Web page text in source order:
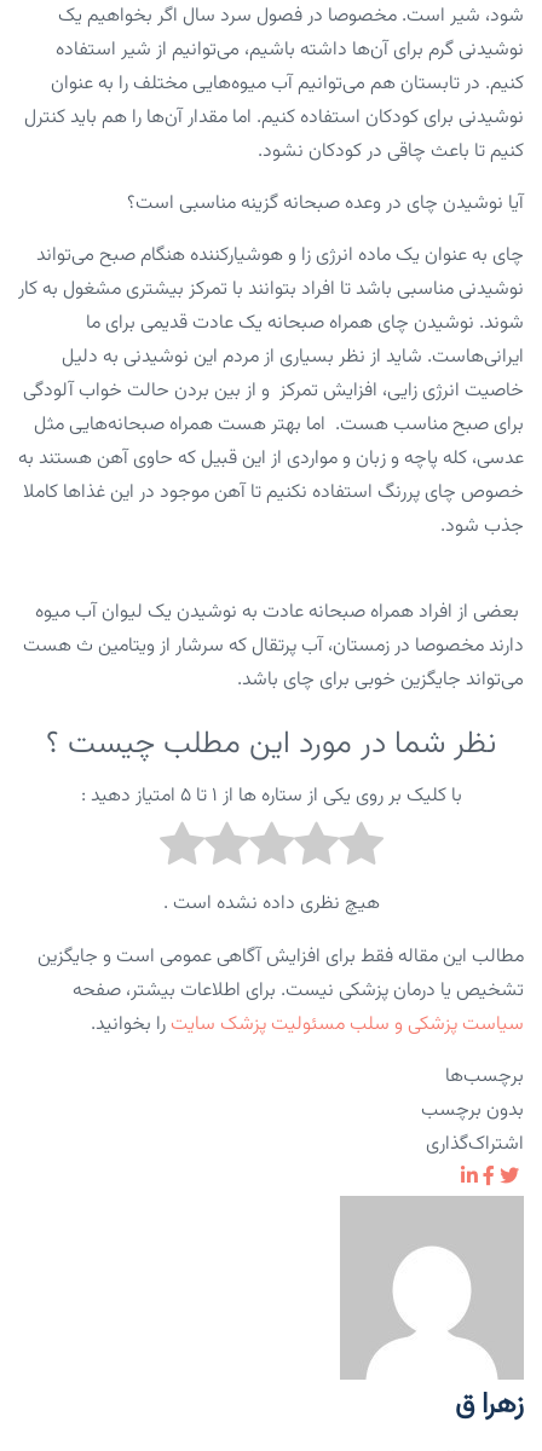
شود، شیر است. مخصوصا در فصول سرد سال اگر بخواهیم یک
نوشیدنی گرم برای آن‌ها داشته باشیم، می‌توانیم از شیر استفاده
کنیم. در تابستان هم می‌توانیم آب میوه‌هایی مختلف را به عنوان
نوشیدنی برای کودکان استفاده کنیم. اما مقدار آن‌ها را هم باید کنترل
کنیم تا باعث چاقی در کودکان نشود.
آیا نوشیدن چای در وعده صبحانه گزینه مناسبی است؟
چای به عنوان یک ماده انرژی زا و هوشیارکننده هنگام صبح می‌تواند
نوشیدنی مناسبی باشد تا افراد بتوانند با تمرکز بیشتری مشغول به کار
شوند. نوشیدن چای همراه صبحانه یک عادت قدیمی برای ما
ایرانی‌هاست. شاید از نظر بسیاری از مردم این نوشیدنی به دلیل
خاصیت انرژی زایی، افزایش تمرکز و از بین بردن حالت خواب آلودگی
برای صبح مناسب هست. اما بهتر هست همراه صبحانه‌هایی مثل
عدسی، کله پاچه و زبان و مواردی از این قبیل که حاوی آهن هستند به
خصوص چای پررنگ استفاده نکنیم تا آهن موجود در این غذاها کاملا
جذب شود.
بعضی از افراد همراه صبحانه عادت به نوشیدن یک لیوان آب میوه
دارند مخصوصا در زمستان، آب پرتقال که سرشار از ویتامین ث هست
می‌تواند جایگزین خوبی برای چای باشد.
نظر شما در مورد این مطلب چیست ؟
با کلیک بر روی یکی از ستاره ها از ۱ تا ۵ امتیاز دهید :
هیچ نظری داده نشده است .
مطالب این مقاله فقط برای افزایش آگاهی عمومی است و جایگزین
تشخیص یا درمان پزشکی نیست. برای اطلاعات بیشتر، صفحه
سیاست پزشکی و سلب مسئولیت پزشک سایت را بخوانید.
برچسب‌ها
بدون برچسب
اشتراک‌گذاری
زهرا ق